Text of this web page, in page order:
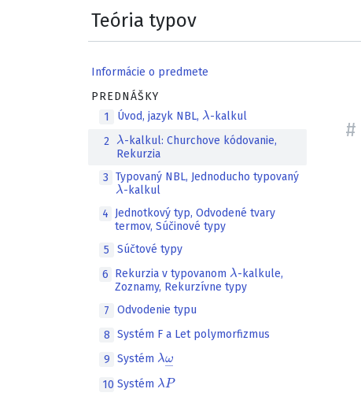
Teória typov
Informácie o predmete
PREDNÁŠKY
1
Úvod, jazyk NBL,
λ
-kalkul
2
λ
-kalkul: Churchove kódovanie,
Rekurzia
3 Typovaný NBL, Jednoducho typovaný
λ
-kalkul
4 Jednotkový typ, Odvodené tvary
termov, Súčinové typy
5
Súčtové typy
6 Rekurzia v typovanom
λ
-kalkule,
Zoznamy, Rekurzívne typy
7
Odvodenie typu
8 Systém F a Let polymorfizmus
9 Systém
λ
10 Systém
λ P